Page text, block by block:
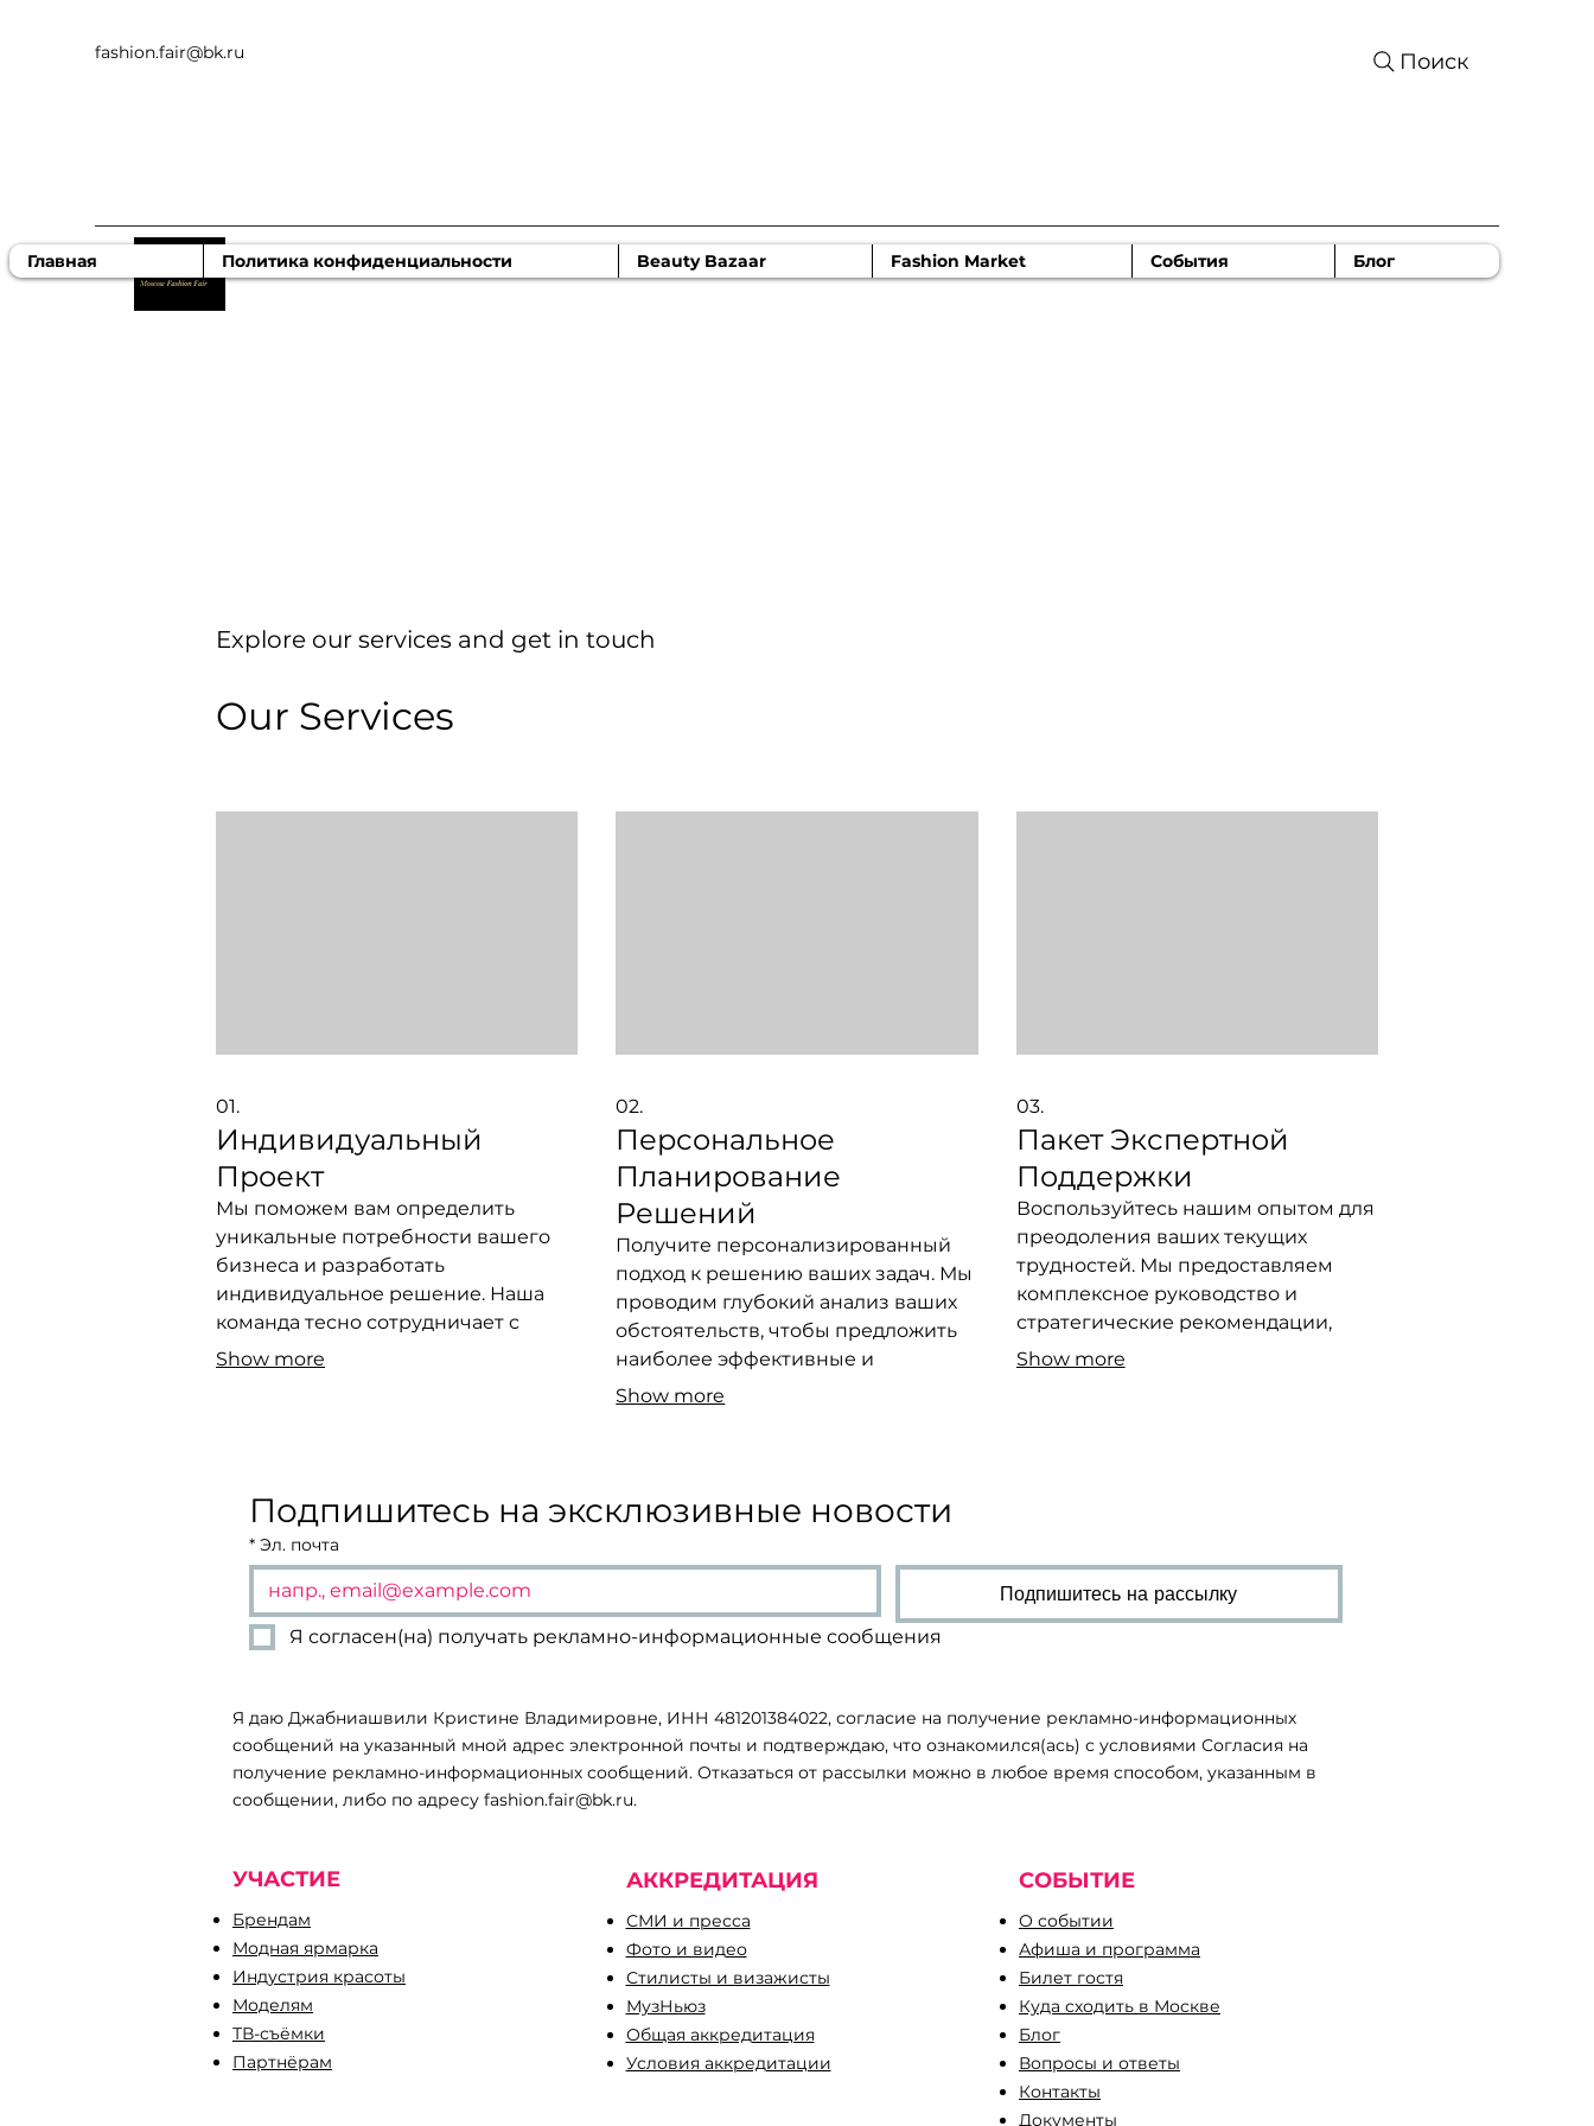
fashion.fair@bk.ru Поиск
MOSCOW FASHION FAIR 2022
Главная Политика конфиденциальности Beauty Bazaar Fashion Market События Блог
Explore our services and get in touch
Our Services
01.
Индивидуальный
Проект
Мы поможем вам определить
уникальные потребности вашего
бизнеса и разработать
индивидуальное решение. Наша
команда тесно сотрудничает с
вами, чтобы воплотить ваши идеи в
Show more
02.
Персональное
Планирование
Решений
Получите персонализированный
подход к решению ваших задач. Мы
проводим глубокий анализ ваших
обстоятельств, чтобы предложить
наиболее эффективные и
практичные стратегии, которые
Show more
03.
Пакет Экспертной
Поддержки
Воспользуйтесь нашим опытом для
преодоления ваших текущих
трудностей. Мы предоставляем
комплексное руководство и
стратегические рекомендации,
чтобы помочь вам достичь
Show more
Подпишитесь на эксклюзивные новости
* Эл. почта
Подпишитесь на рассылку
Я согласен(на) получать рекламно-информационные сообщения
Я даю Джабниашвили Кристине Владимировне, ИНН 481201384022, согласие на получение рекламно-информационных
сообщений на указанный мной адрес электронной почты и подтверждаю, что ознакомился(ась) с условиями Согласия на
получение рекламно-информационных сообщений. Отказаться от рассылки можно в любое время способом, указанным в
сообщении, либо по адресу fashion.fair@bk.ru.
УЧАСТИЕ
Брендам
Модная ярмарка
Индустрия красоты
Моделям
ТВ-съёмки
Партнёрам
АККРЕДИТАЦИЯ
СМИ и пресса
Фото и видео
Стилисты и визажисты
МузНьюз
Общая аккредитация
Условия аккредитации
СОБЫТИЕ
О событии
Афиша и программа
Билет гостя
Куда сходить в Москве
Блог
Вопросы и ответы
​Контакты
Документы